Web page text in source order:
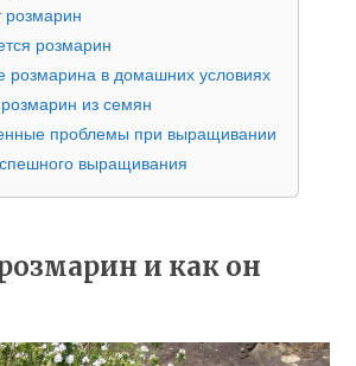
розмарин
розмарин
в домашних условиях
из семян
проблемы при выращивании
выращивания
и как он